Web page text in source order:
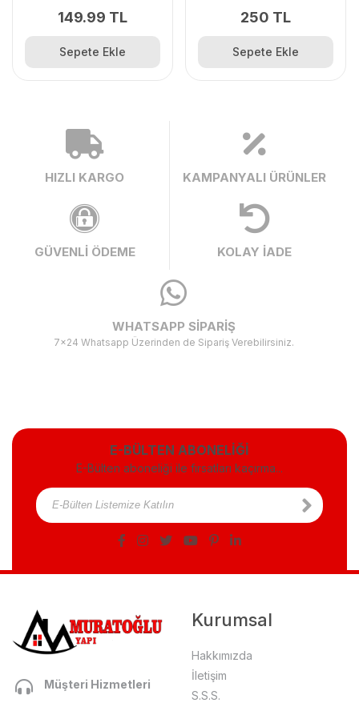
149.99 TL
Sepete Ekle
250 TL
Sepete Ekle
HIZLI KARGO KAMPANYALI ÜRÜNLER
GÜVENLİ ÖDEME KOLAY İADE
WHATSAPP SİPARİŞ
7x24 Whatsapp Üzerinden de Sipariş Verebilirsiniz.
E-BÜLTEN ABONELİĞİ
E-Bülten aboneliği ile fırsatları kaçırma...
Müşteri Hizmetleri
Kurumsal
Hakkımızda
İletişim
S.S.S.